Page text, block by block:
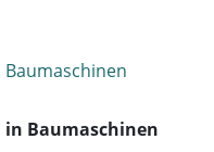
in Baumaschinen